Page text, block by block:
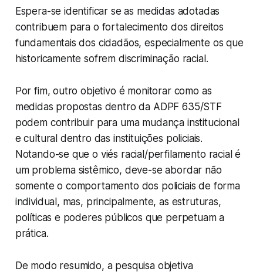
Espera-se identificar se as medidas adotadas
contribuem para o fortalecimento dos direitos
fundamentais dos cidadãos, especialmente os que
historicamente sofrem discriminação racial.
Por fim, outro objetivo é monitorar como as
medidas propostas dentro da ADPF 635/STF
podem contribuir para uma mudança institucional
e cultural dentro das instituições policiais.
Notando-se que o viés racial/perfilamento racial é
um problema sistêmico, deve-se abordar não
somente o comportamento dos policiais de forma
individual, mas, principalmente, as estruturas,
políticas e poderes públicos que perpetuam a
prática.
De modo resumido, a pesquisa objetiva